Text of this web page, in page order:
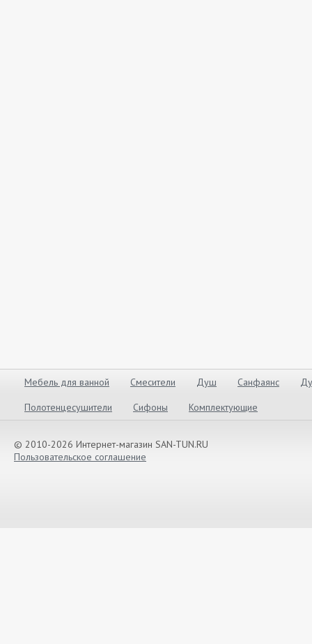
Мебель для ванной Смесители Душ Санфаянс
Полотенцесушители
Сифоны Комплектующие
© 2010-2026 Интернет-магазин SAN-TUN.RU
Пользовательское соглашение